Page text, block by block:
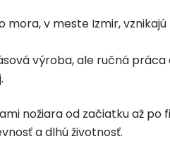
mora, v meste Izmir, vznikajú
výroba, ale ručná práca
nožiara od začiatku až po
a dlhú životnosť.